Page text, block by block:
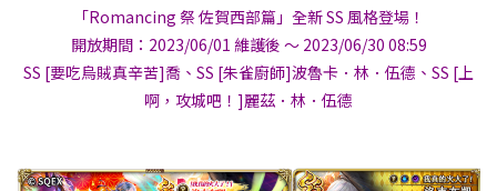
「Romancing 祭 佐賀西部篇」全新 SS 風格登場！
開放期間：2023/06/01 維護後 ～ 2023/06/30 08:59
SS [要吃烏賊真辛苦]喬、SS [朱雀廚師]波魯卡．林．伍德、SS [上
啊，攻城吧！]麗茲．林．伍德